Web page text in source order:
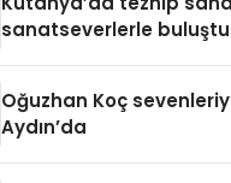
sanatseverlerle buluştu
Oğuzhan Koç
Aydın’da